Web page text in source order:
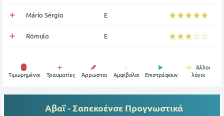
Mário Sérgio Ε ☆☆☆☆☆
★★★★★
Rômulo Ε ☆☆☆☆☆
★★★★★
Tιμωρημένοι Τραυματίες Άρρωστοι Αμφίβολοι Επιστρέφουν
Άλλοι
λόγοι
Αβαΐ - Σαπεκοένσε Προγνωστικά